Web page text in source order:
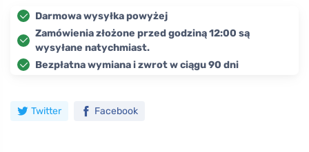
Darmowa wysyłka powyżej
Zamówienia złożone przed godziną 12:00 są
wysyłane natychmiast.
Bezpłatna wymiana i zwrot w ciągu 90 dni
Twitter Facebook